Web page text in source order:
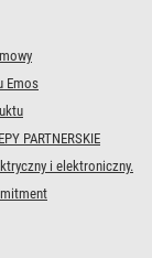
Emos
PARTNERSKIE
i elektroniczny.